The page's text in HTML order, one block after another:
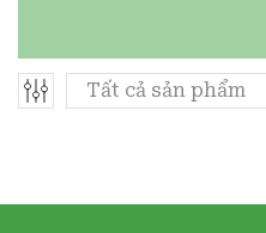
Tất cả sản phẩm